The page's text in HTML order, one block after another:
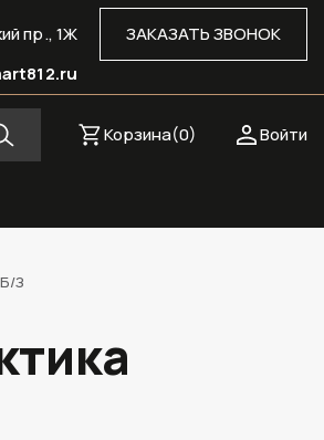
ЗАКАЗАТЬ ЗВОНОК
пр., 1Ж
Войти
Корзина(0)
З